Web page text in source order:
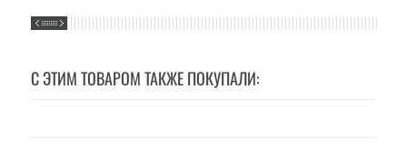
С ЭТИМ ТОВАРОМ ТАКЖЕ ПОКУПАЛИ: